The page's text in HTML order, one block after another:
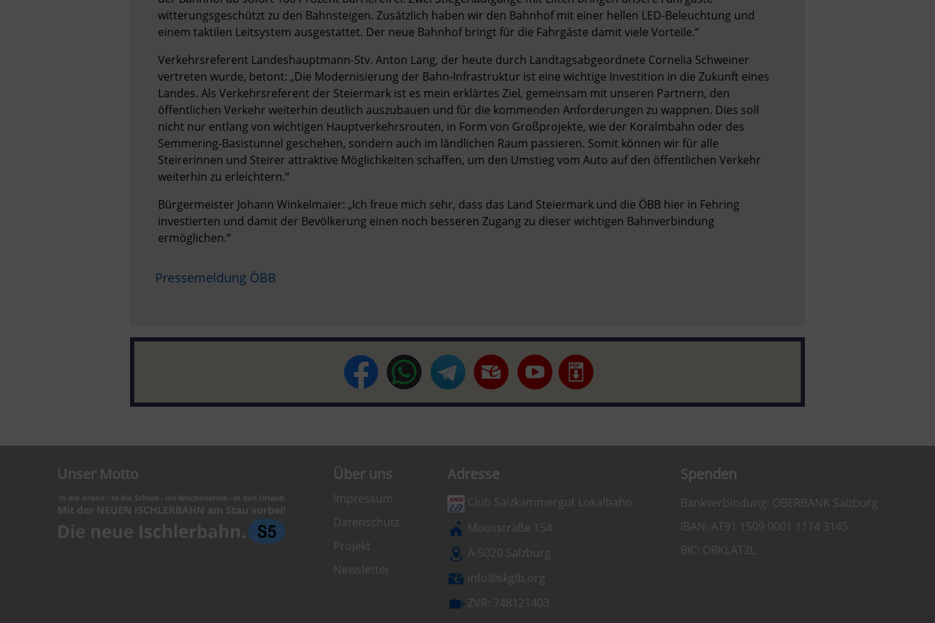
witterungsgeschützt zu den Bahnsteigen. Zusätzlich haben wir den Bahnhof mit einer hellen LED-Beleuchtung und
einem taktilen Leitsystem ausgestattet. Der neue Bahnhof bringt für die Fahrgäste damit viele Vorteile.“
Verkehrsreferent Landeshauptmann-Stv. Anton Lang, der heute durch Landtagsabgeordnete Cornelia Schweiner
vertreten wurde, betont: „Die Modernisierung der Bahn-Infrastruktur ist eine wichtige Investition in die Zukunft eines
Landes. Als Verkehrsreferent der Steiermark ist es mein erklärtes Ziel, gemeinsam mit unseren Partnern, den
öffentlichen Verkehr weiterhin deutlich auszubauen und für die kommenden Anforderungen zu wappnen. Dies soll
nicht nur entlang von wichtigen Hauptverkehrsrouten, in Form von Großprojekte, wie der Koralmbahn oder des
Semmering-Basistunnel geschehen, sondern auch im ländlichen Raum passieren. Somit können wir für alle
Steirerinnen und Steirer attraktive Möglichkeiten schaffen, um den Umstieg vom Auto auf den öffentlichen Verkehr
weiterhin zu erleichtern.“
Bürgermeister Johann Winkelmaier: „Ich freue mich sehr, dass das Land Steiermark und die ÖBB hier in Fehring
investierten und damit der Bevölkerung einen noch besseren Zugang zu dieser wichtigen Bahnverbindung
ermöglichen.“
Pressemeldung ÖBB
Unser Motto Über uns
Impressum
Datenschutz
Projekt
Newsletter
Adresse
Club Salzkammergut Lokalbahn
Moosstraße 154
A-5020 Salzburg
info@skglb.org
ZVR: 748121403
Spenden
Bankverbindung: OBERBANK Salzburg
IBAN: AT91 1509 0001 1114 3145
BIC: OBKLAT2L